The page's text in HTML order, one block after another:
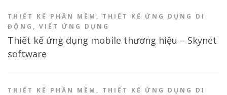
THIẾT KẾ PHẦN MỀM , THIẾT KẾ ỨNG DỤNG DI
ĐỘNG , VIẾT ỨNG DỤNG
Thiết kế ứng dụng mobile thương hiệu – Skynet
software
THIẾT KẾ PHẦN MỀM , THIẾT KẾ ỨNG DỤNG DI